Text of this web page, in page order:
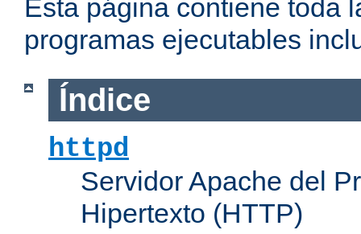
Esta página contiene toda
programas ejecutables
Índice
httpd
Servidor Apache del
Hipertexto (HTTP)